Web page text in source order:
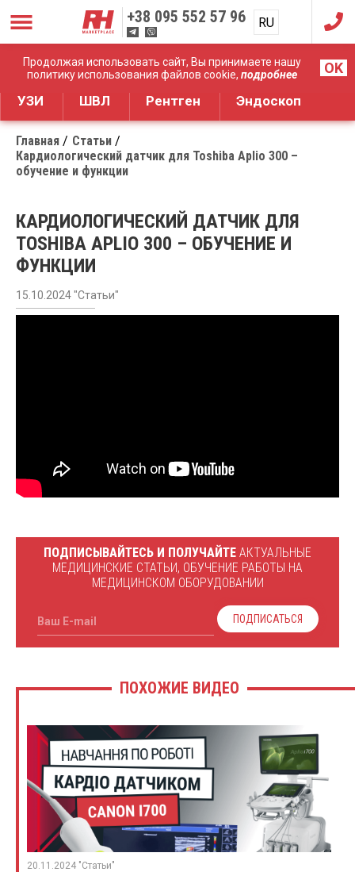
Продолжая использовать сайт, Вы принимаете нашу
политику использования файлов cookie, подробнее OK
+38 095 552 57 96 RU
UA
Дистрибуция медицинского оборудования
УЗИ ШВЛ Рентген Эндоскоп
Главная
Статьи
Кардиологический датчик для Toshiba Aplio 300 –
обучение и функции
КАРДИОЛОГИЧЕСКИЙ ДАТЧИК ДЛЯ
TOSHIBA APLIO 300 – ОБУЧЕНИЕ И
ФУНКЦИИ
15.10.2024 "Статьи"
ПОДПИСЫВАЙТЕСЬ И ПОЛУЧАЙТЕ АКТУАЛЬНЫЕ
МЕДИЦИНСКИЕ СТАТЬИ, ОБУЧЕНИЕ РАБОТЫ НА
МЕДИЦИНСКОМ ОБОРУДОВАНИИ
Ваш E-mail ПОДПИСАТЬСЯ
ПОХОЖИЕ ВИДЕО
20.11.2024 "Статьи"